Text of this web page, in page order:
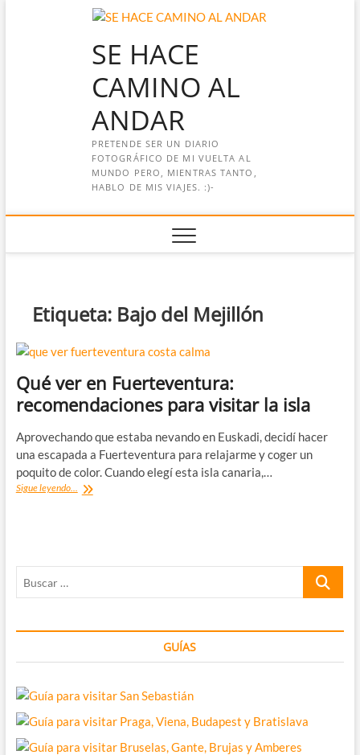
SE HACE
CAMINO AL
ANDAR
PRETENDE SER UN DIARIO
FOTOGRÁFICO DE MI VUELTA AL
MUNDO PERO, MIENTRAS TANTO,
HABLO DE MIS VIAJES. :)-
Etiqueta: Bajo del Mejillón
Qué ver en Fuerteventura:
recomendaciones para visitar la isla
Aprovechando que estaba nevando en Euskadi, decidí hacer
una escapada a Fuerteventura para relajarme y coger un
poquito de color. Cuando elegí esta isla canaria,…
Sigue leyendo... Qué
Buscar
GUÍAS